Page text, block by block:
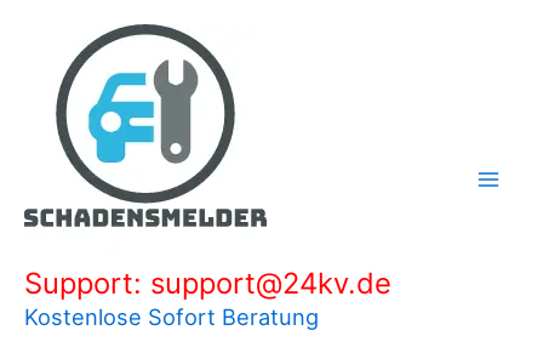
springen
Support: support@24kv.de
Kostenlose Sofort Beratung